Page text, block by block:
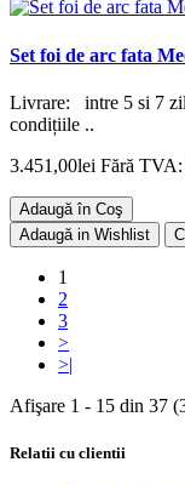
Set foi de arc fata
Livrare: intre 5 si 7
condițiile ..
3.451,00lei Fără
Adaugă în Coş
Adaugă in Wishlist
1
2
3
>
>|
Afişare 1 - 15 din 37
Relatii cu clientii